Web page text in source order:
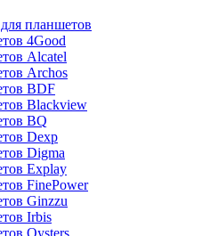
планшетов
4Good
Alcatel
Archos
BDF
Blackview
BQ
Dexp
Digma
Explay
FinePower
Ginzzu
Irbis
Oysters